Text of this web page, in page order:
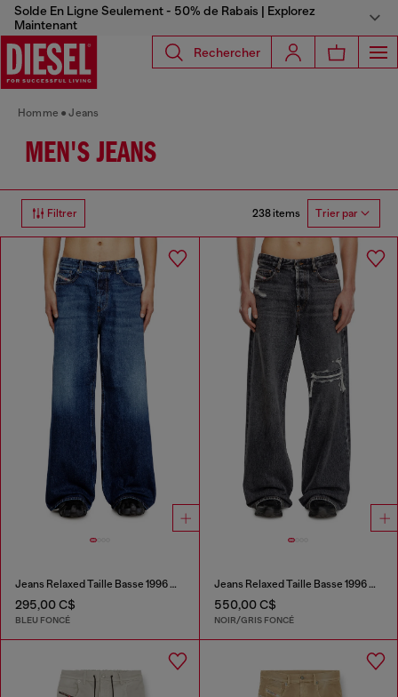
Solde En Ligne Seulement - 50% de Rabais | Explorez
Maintenant
Rechercher
Homme Jeans
MEN'S JEANS
Filtrer 238 items Trier par
Jeans Relaxed Taille Basse 1996 D-Sire
295,00 C$
BLEU FONCÉ
Jeans Relaxed Taille Basse 1996 D-Sire
550,00 C$
NOIR/GRIS FONCÉ